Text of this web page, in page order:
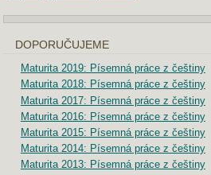
DOPORUČUJEME
Maturita 2019: Písemná práce z češtiny
Maturita 2018: Písemná práce z češtiny
Maturita 2017: Písemná práce z češtiny
Maturita 2016: Písemná práce z češtiny
Maturita 2015: Písemná práce z češtiny
Maturita 2014: Písemná práce z češtiny
Maturita 2013: Písemná práce z češtiny